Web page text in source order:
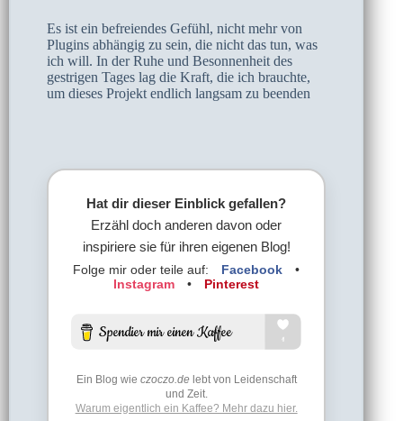
Es ist ein befreiendes Gefühl, nicht mehr von
Plugins abhängig zu sein, die nicht das tun, was
ich will. In der Ruhe und Besonnenheit des
gestrigen Tages lag die Kraft, die ich brauchte,
um dieses Projekt endlich langsam zu beenden
Hat dir dieser Einblick gefallen?
Erzähl doch anderen davon oder
inspiriere sie für ihren eigenen Blog!
Folge mir oder teile auf: Facebook
•
Instagram
• Pinterest
Ein Blog wie czoczo.delebt von Leidenschaft
und Zeit.
Warum eigentlich ein Kaffee? Mehr dazu hier.